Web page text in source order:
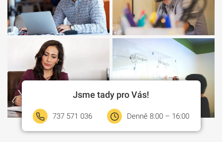
Jsme tady pro Vás!
737 571 036 Denně 8:00 – 16:00